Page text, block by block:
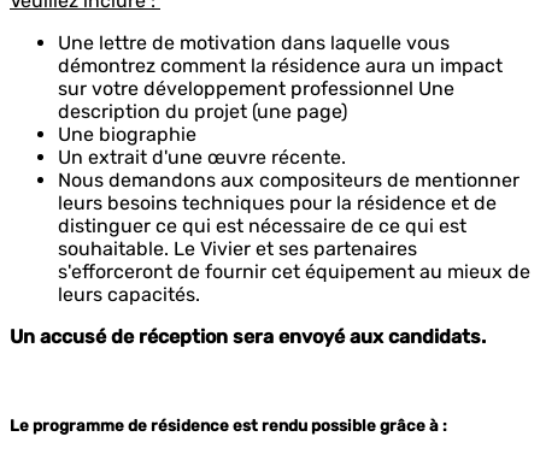
Une lettre de motivation dans laquelle vous
démontrez comment la résidence aura un impact
sur votre développement professionnel Une
description du projet (une page)
Une biographie
Un extrait d'une œuvre récente.
Nous demandons aux compositeurs de mentionner
leurs besoins techniques pour la résidence et de
distinguer ce qui est nécessaire de ce qui est
souhaitable. Le Vivier et ses partenaires
s'efforceront de fournir cet équipement au mieux de
leurs capacités.
Un accusé de réception sera envoyé aux candidats.
Le programme de résidence est rendu possible grâce à :